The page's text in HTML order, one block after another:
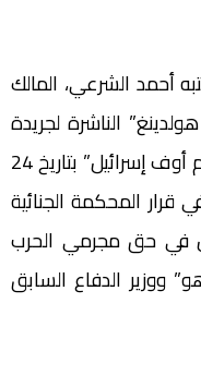
أحمد الشرعي، المالك
الناشرة لجريدة
’’الأحداث المغربية’’، في صحيفة ” تايم أوف إسرائيل” بتاريخ 24
في قرار المحكمة الجنائية
في حق مجرمي الحرب
ووزير الدفاع السابق